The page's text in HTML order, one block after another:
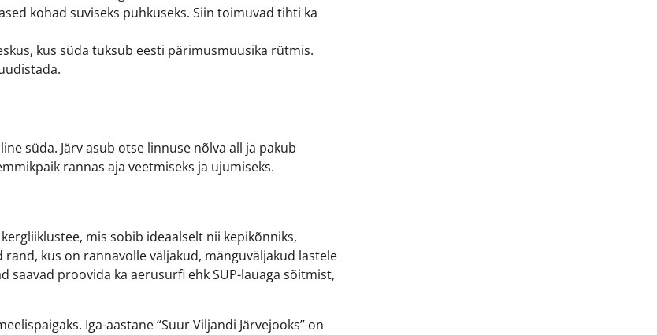
kohad suviseks puhkuseks. Siin toimuvad tihti ka
kus süda tuksub eesti pärimusmuusika rütmis.
süda. Järv asub otse linnuse nõlva all ja pakub
rannas aja veetmiseks ja ujumiseks.
mis sobib ideaalselt nii kepikõnniks,
kus on rannavolle väljakud, mänguväljakud lastele
proovida ka aerusurfi ehk SUP-lauaga sõitmist,
Iga-aastane “Suur Viljandi Järvejooks” on